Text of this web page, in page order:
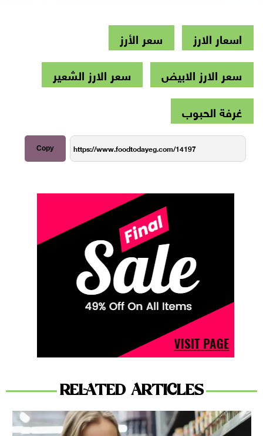
اسعار الارز
سعر الأرز
سعر الارز الابيض
سعر الارز الشعير
غرفة الحبوب
Copy
RELATED ARTICLES